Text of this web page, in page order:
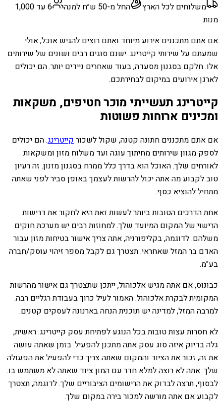
משלוחים לכל הארץ
החל מ-50 ש״ח למנה
6 עד 1,000
מנות
אם אתם מתכננים אירוע מיוחד ואתם רוצים להגיש אוכל, אולי
שמעתם על שירותי קייטרינג. ישנם סוגים רבים ושונים של שירותים
אלו. חלקם בסגנון מסעדה, בעוד שאחרים ניידים יותר. הם יכולים
לארגן אירועים במיקום לבחירתכם.
קייטרינג תעשייתי מוכר חטיפים, משקאות
ומכינים ארוחות פשוטות
אם אתם מתכננים חתונה קטנה, שקול לשכור קייטרינג. הם יכולים
לספק מגוון שירותים מחיתוך עוגה ועד משלוח מזון ומשקאות
לאורחים שלך. האוכל הוא בדרך כלל ממרח בסגנון מזנון. זה רעיון
טוב לקבוע מה אתה יכול להרשות לעצמך באופן סביר לפני שאתה
מתחיל להוציא כסף.
אחת הדרכים הטובות ביותר לעשות זאת היא לחקור את דרישות
הרישוי של המקום המיועד שלך. למחוזות רבים יש מערכת חוקים
משלהם. לדוגמה, בקליפורניה, אתה צריך אישור בטיחות מזון עבור
האדם בר המזל שאחראי. תצטרך גם לקבל מספר זיהוי עוסק/חברה
בע"מ.
כבונוס, אם אתה מגיש אלכוהול, ייתכן שתצטרך גם אישור מהרשות
המקומית לבקרת אלכוהול. האמור לעיל כרוך בעבודת רגליים רבה.
למרבה המזל, למדינה יש תוכנית הנחה בארנונה לעסקים קטנים.
לא חסרות עצות טובות בכל הנוגע לפתיחת עסק קייטרינג. ראשית,
גלה בדיוק איזה סוג עסק אתה מתכנן להפעיל. בזמן שאתה עושה
את זה, זכור את הציוד והמקום שאתה צריך כדי להפעיל את הפעולה
שלך. אתה לא רוצה למלא חדר עם המון ציוד שאתה לא משתמש בו.
לבסוף, תרצה לבדוק את הרישומים הציבוריים שלך. לדוגמה, תצטרך
לקבוע אם אתה מורשה למכור בירה במקום שלך.